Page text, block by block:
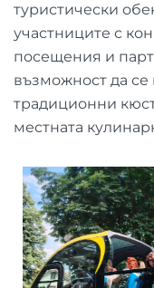
туристически
участниците с
посещения и
възможност да се
традиционни
местната